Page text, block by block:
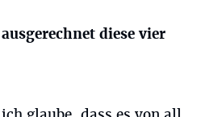
diese vier